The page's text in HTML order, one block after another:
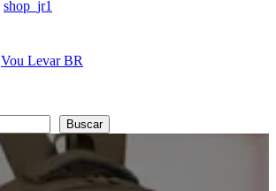
shop_jr1
Vou Levar BR
Buscar